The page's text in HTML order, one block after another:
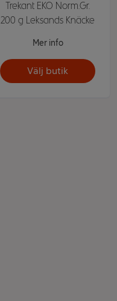
Trekant EKO Norm.Gr.
200 g Leksands Knäcke
Mer info
Välj butik